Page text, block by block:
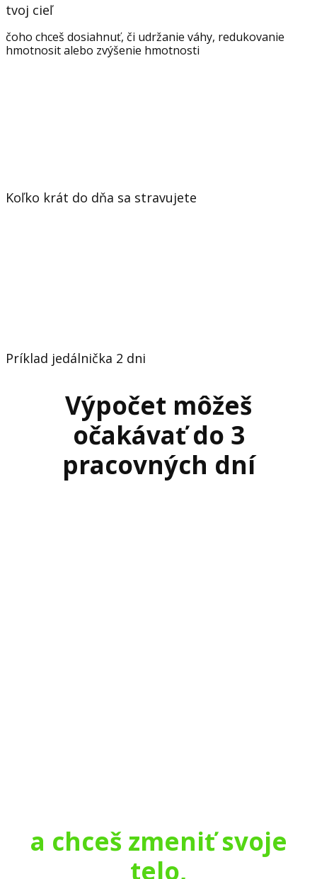
tvoj cieľ
čoho chceš dosiahnuť, či udržanie váhy, redukovanie
hmotnosit alebo zvýšenie hmotnosti
Koľko krát do dňa sa stravujete
Príklad jedálnička 2 dni
Výpočet môžeš
očakávať do 3
pracovných dní
a chceš zmeniť svoje
telo,